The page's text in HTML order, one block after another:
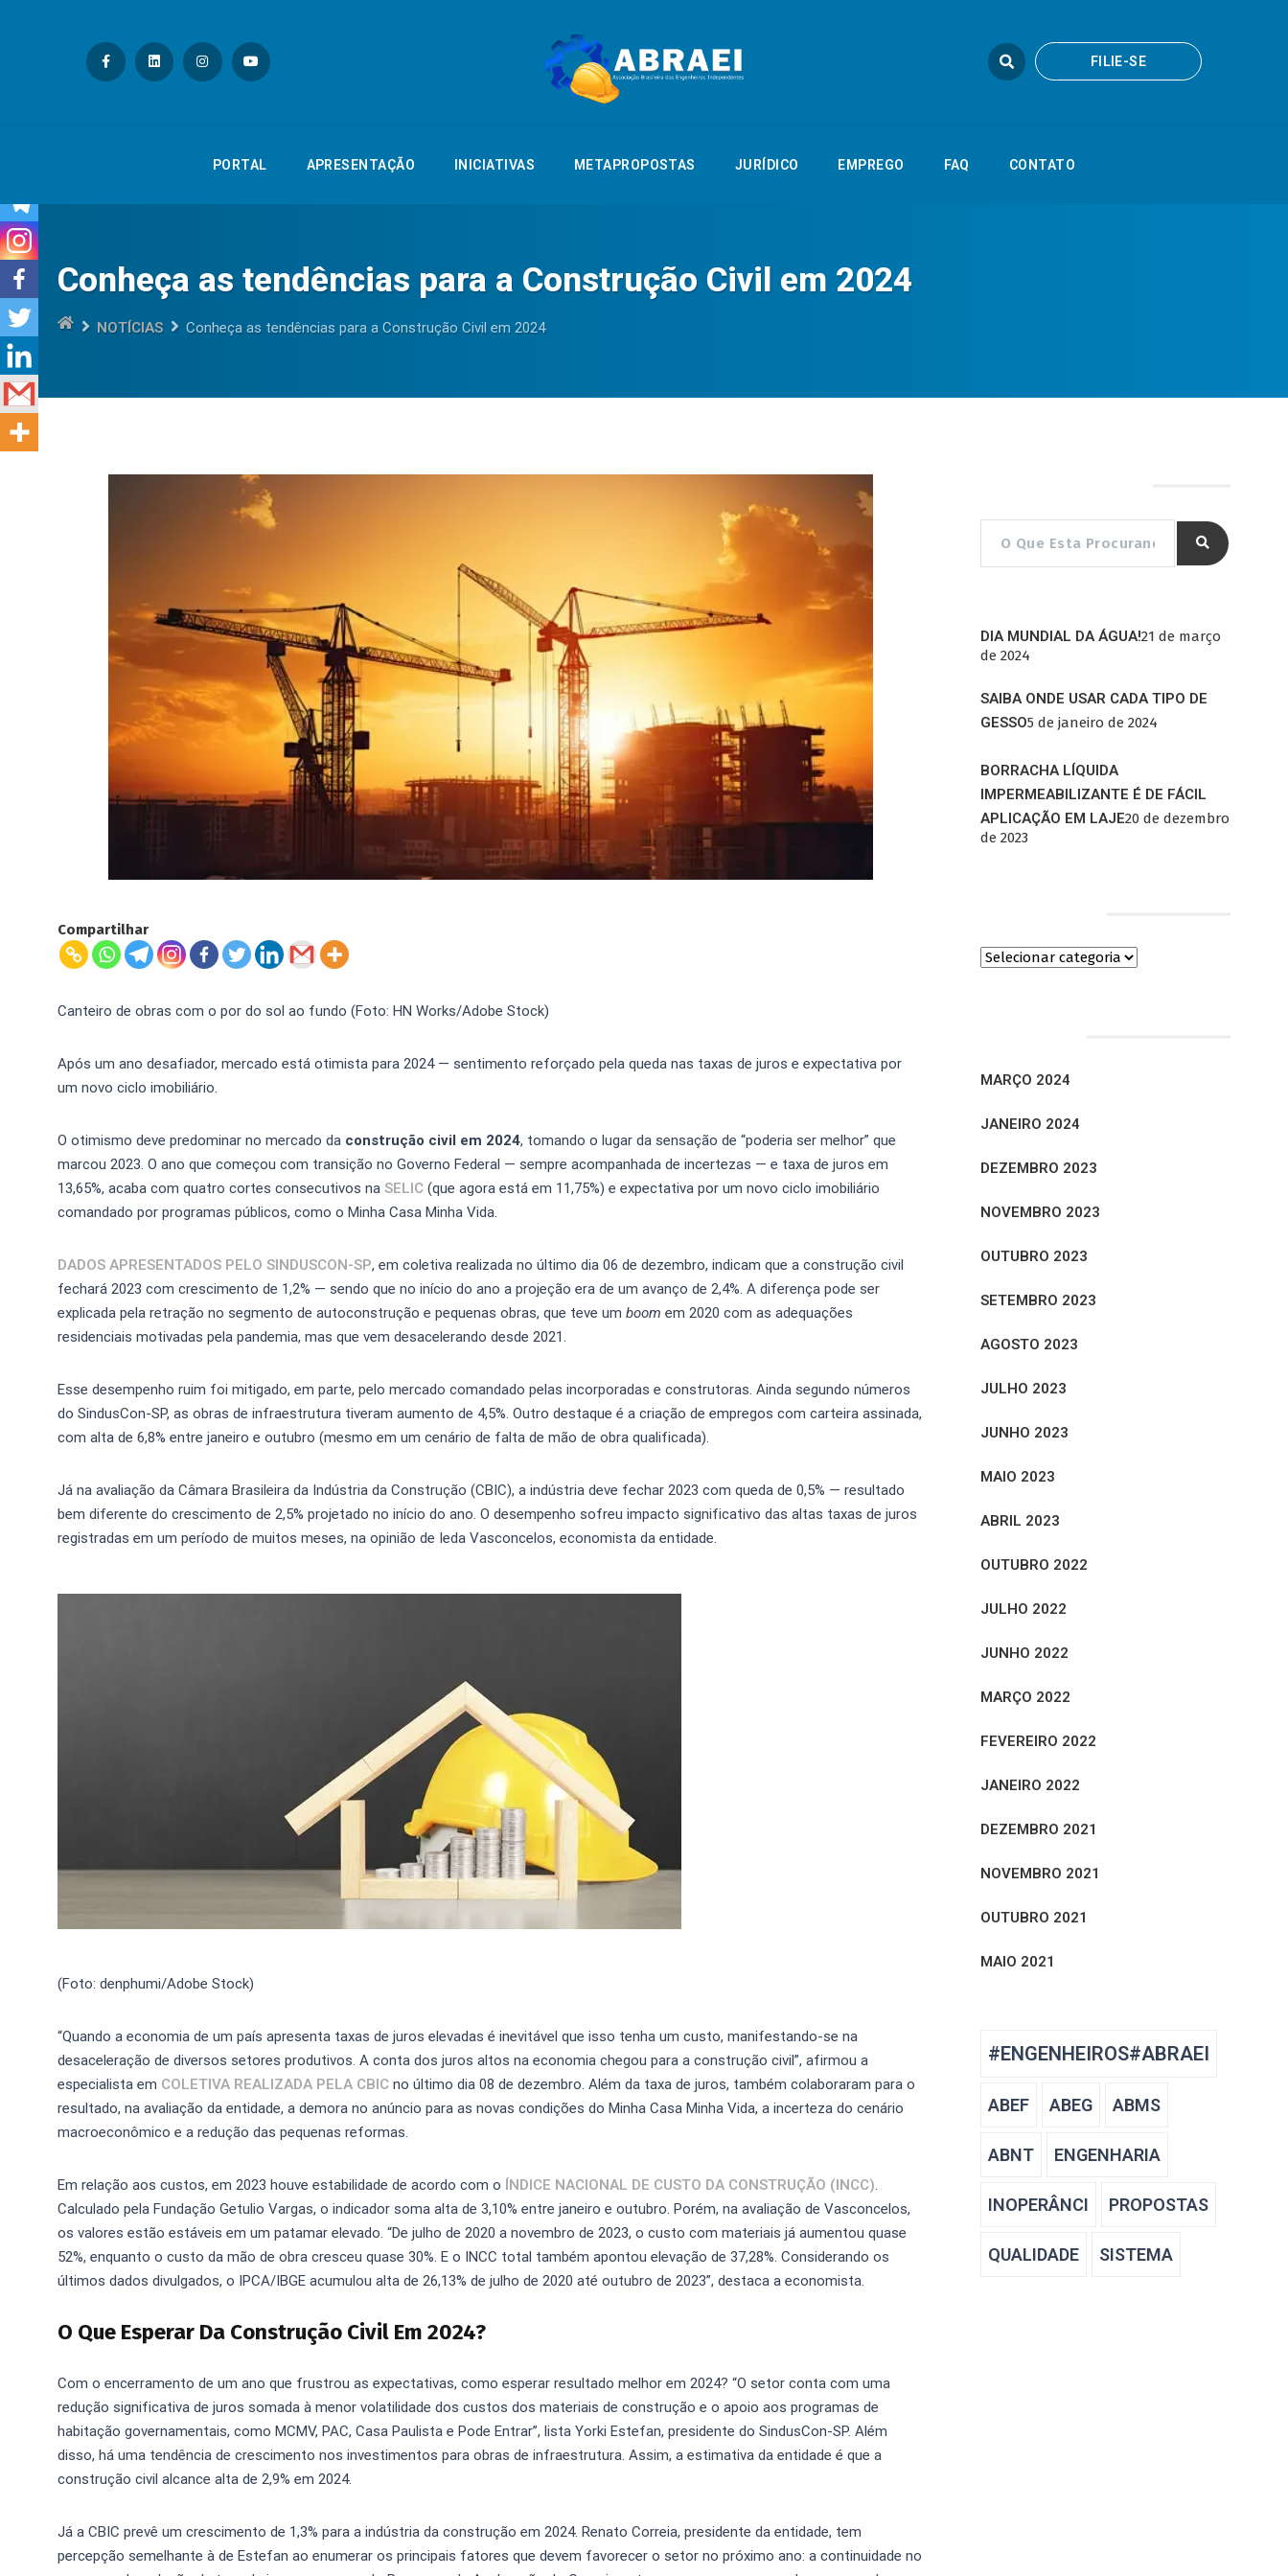
FILIE-SE
PORTAL APRESENTAÇÃO INICIATIVAS METAPROPOSTAS JURÍDICO EMPREGO FAQ CONTATO
APRESENTAÇÃO JURÍDICO
Conheça as tendências para a Construção Civil em 2024
NOTÍCIAS Conheça as tendências para a Construção Civil em 2024
Compartilhar
Canteiro de obras com o por do sol ao fundo (Foto: HN Works/Adobe Stock)
Após um ano desafiador, mercado está otimista para 2024 — sentimento reforçado pela queda nas taxas de juros e expectativa por
um novo ciclo imobiliário.
O otimismo deve predominar no mercado da construção civil em 2024, tomando o lugar da sensação de “poderia ser melhor” que
marcou 2023. O ano que começou com transição no Governo Federal — sempre acompanhada de incertezas — e taxa de juros em
13,65%, acaba com quatro cortes consecutivos na SELIC (que agora está em 11,75%) e expectativa por um novo ciclo imobiliário
comandado por programas públicos, como o Minha Casa Minha Vida.
DADOS APRESENTADOS PELO SINDUSCON-SP, em coletiva realizada no último dia 06 de dezembro, indicam que a construção civil
fechará 2023 com crescimento de 1,2% — sendo que no início do ano a projeção era de um avanço de 2,4%. A diferença pode ser
explicada pela retração no segmento de autoconstrução e pequenas obras, que teve um boom em 2020 com as adequações
residenciais motivadas pela pandemia, mas que vem desacelerando desde 2021.
Esse desempenho ruim foi mitigado, em parte, pelo mercado comandado pelas incorporadas e construtoras. Ainda segundo números
do SindusCon-SP, as obras de infraestrutura tiveram aumento de 4,5%. Outro destaque é a criação de empregos com carteira assinada,
com alta de 6,8% entre janeiro e outubro (mesmo em um cenário de falta de mão de obra qualificada).
Já na avaliação da Câmara Brasileira da Indústria da Construção (CBIC), a indústria deve fechar 2023 com queda de 0,5% — resultado
bem diferente do crescimento de 2,5% projetado no início do ano. O desempenho sofreu impacto significativo das altas taxas de juros
registradas em um período de muitos meses, na opinião de Ieda Vasconcelos, economista da entidade.
(Foto: denphumi/Adobe Stock)
“Quando a economia de um país apresenta taxas de juros elevadas é inevitável que isso tenha um custo, manifestando-se na
desaceleração de diversos setores produtivos. A conta dos juros altos na economia chegou para a construção civil”, afirmou a
especialista em COLETIVA REALIZADA PELA CBIC no último dia 08 de dezembro. Além da taxa de juros, também colaboraram para o
resultado, na avaliação da entidade, a demora no anúncio para as novas condições do Minha Casa Minha Vida, a incerteza do cenário
macroeconômico e a redução das pequenas reformas.
Em relação aos custos, em 2023 houve estabilidade de acordo com o ÍNDICE NACIONAL DE CUSTO DA CONSTRUÇÃO (INCC).
Calculado pela Fundação Getulio Vargas, o indicador soma alta de 3,10% entre janeiro e outubro. Porém, na avaliação de Vasconcelos,
os valores estão estáveis em um patamar elevado. “De julho de 2020 a novembro de 2023, o custo com materiais já aumentou quase
52%, enquanto o custo da mão de obra cresceu quase 30%. E o INCC total também apontou elevação de 37,28%. Considerando os
últimos dados divulgados, o IPCA/IBGE acumulou alta de 26,13% de julho de 2020 até outubro de 2023”, destaca a economista.
O Que Esperar Da Construção Civil Em 2024?
Com o encerramento de um ano que frustrou as expectativas, como esperar resultado melhor em 2024? “O setor conta com uma
redução significativa de juros somada à menor volatilidade dos custos dos materiais de construção e o apoio aos programas de
habitação governamentais, como MCMV, PAC, Casa Paulista e Pode Entrar”, lista Yorki Estefan, presidente do SindusCon-SP. Além
disso, há uma tendência de crescimento nos investimentos para obras de infraestrutura. Assim, a estimativa da entidade é que a
construção civil alcance alta de 2,9% em 2024.
Já a CBIC prevê um crescimento de 1,3% para a indústria da construção em 2024. Renato Correia, presidente da entidade, tem
percepção semelhante à de Estefan ao enumerar os principais fatores que devem favorecer o setor no próximo ano: a continuidade no
DIA MUNDIAL DA ÁGUA!21 de março
de 2024
SAIBA ONDE USAR CADA TIPO DE
GESSO5 de janeiro de 2024
BORRACHA LÍQUIDA
IMPERMEABILIZANTE É DE FÁCIL
APLICAÇÃO EM LAJE20 de dezembro
de 2023
MARÇO 2024
JANEIRO 2024
DEZEMBRO 2023
NOVEMBRO 2023
OUTUBRO 2023
SETEMBRO 2023
AGOSTO 2023
JULHO 2023
JUNHO 2023
MAIO 2023
ABRIL 2023
OUTUBRO 2022
JULHO 2022
JUNHO 2022
MARÇO 2022
FEVEREIRO 2022
JANEIRO 2022
DEZEMBRO 2021
NOVEMBRO 2021
OUTUBRO 2021
MAIO 2021
#ENGENHEIROS#ABRAEI
ABEF ABEG ABMS
ABNT ENGENHARIA
INOPERÂNCI PROPOSTAS
QUALIDADE SISTEMA